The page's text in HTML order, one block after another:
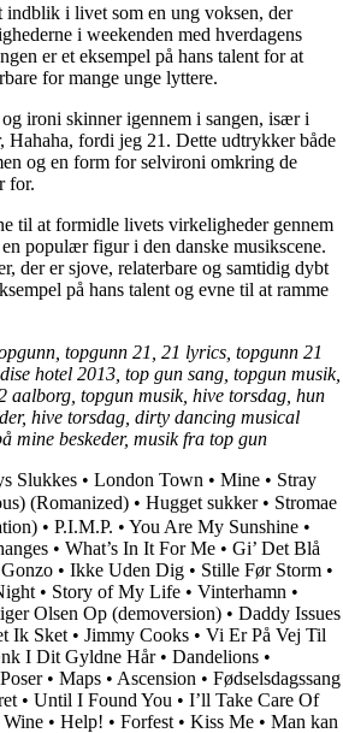
i livet som en ung voksen, der
i weekenden med hverdagens
er et eksempel på hans talent for at
for mange unge lyttere.
ironi skinner igennem i sangen, især i
Hahaha, fordi jeg 21. Dette udtrykker både
og en form for selvironi omkring de
for.
til at formidle livets virkeligheder gennem
populær figur i den danske musikscene.
der er sjove, relaterbare og samtidig dybt
på hans talent og evne til at ramme
topgunn 21, 21 lyrics, topgunn 21
hotel 2013, top gun sang, topgun musik,
aalborg, topgun musik, hive torsdag, hun
hive torsdag, dirty dancing musical
mine beskeder, musik fra top gun
Slukkes • London Town • Mine • Stray
(Romanized) • Hugget sukker• Stromae
• P.I.M.P. • You Are My Sunshine •
• What’s In It For Me • Gi’ Det Blå
Gonzo • Ikke Uden Dig • Stille Før Storm •
• Story of My Life • Vinterhamn •
Olsen Op (demoversion) • Daddy Issues
Ik Sket • Jimmy Cooks • Vi Er På Vej Til
I Dit Gyldne Hår• Dandelions •
• Maps • Ascension • Fødselsdagssang
• Until I Found You • I’ll Take Care Of
• Help! • Forfest • Kiss Me • Man kan